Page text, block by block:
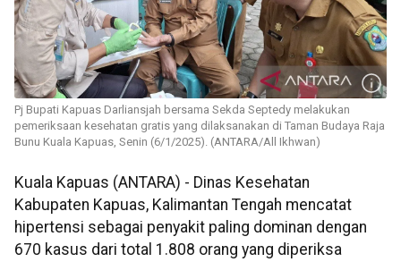
Pj Bupati Kapuas Darliansjah bersama Sekda Septedy melakukan
pemeriksaan kesehatan gratis yang dilaksanakan di Taman Budaya Raja
Bunu Kuala Kapuas, Senin (6/1/2025). (ANTARA/All Ikhwan)
Kuala Kapuas (ANTARA) - Dinas Kesehatan
Kabupaten Kapuas, Kalimantan Tengah mencatat
hipertensi sebagai penyakit paling dominan dengan
670 kasus dari total 1.808 orang yang diperiksa